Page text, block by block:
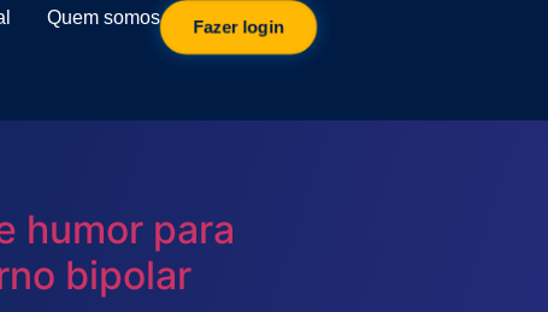
Quem somos Fazer login
humor para
bipolar